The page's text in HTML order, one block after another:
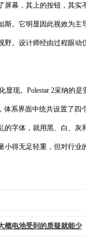
幕，其上的按钮，其
。它明显因此视效为
野。设计师经由过程眼
显现。Polestar 2采纳的
体系界面中统共设置了
字体，就用黑、白、
小得无足轻重，但对行
概电池受到的质疑就能少